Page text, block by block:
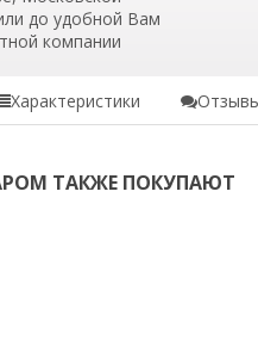
до удобной Вам
компании
Характеристики
ТАКЖЕ ПОКУПАЮТ